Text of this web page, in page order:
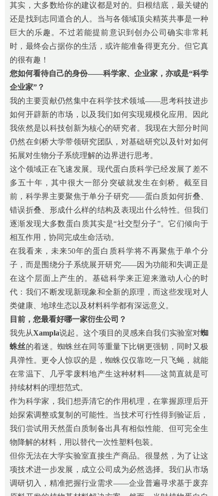
其实，大多数给你的建议都是对的。归根结底，最关键的
还是找到志同道合的人。当与各领域顶尖精英共事是一种
巨大的乐趣。不过若能提前意识到创办公司确实非常耗
时，最终会占据你的生活，或许能准备得更充分。但它真
的很有趣！
您如何看待自己的身份——科学家、 企业家， 亦或是“科学
企业家”？
我的主要贡献仍然集中在科学技术领域——思考科技进步
如何开辟新的市场，以及我们如何实现规模化应用。因此
我依然是以科技创新为核心的研究者。我现在大部分时间
仍然在剑桥大学带领研究团队，对基础研究以及针对如何
拓展对生物分子系统理解的边界进行思考。
这个领域正在飞速发展。现代蛋白质科学已经发展了差不
多五十年，其中很大一部分突破就发生在剑桥。截至目
前，科学界主要聚焦于单分子研究——蛋白质如何折叠、
错误折叠、形成什么样的结构及表现出什么特性。但我们
逐渐发现大多数蛋白质其实是“社交型分子”。它们倾向于
相互作用，协同完成生命活动。
在我看来，未来50年的蛋白质科学将不再聚焦于单个分
子，而是围绕分子系统展开研究——因为功能和失调正是
在这个层面上产生的。基础科学来正迎来激动人心的时
代：我们不断发现新现象和全新的原理，而这些发现对人
类健康、地球生态以及材料科学都有深远意义。
目前，您最看好哪一家衍生公司？
我先从Xampla说起。这个项目的灵感来自我们实验室对蜘
蛛丝的着迷。蜘蛛丝在同等重量下比钢更强韧，同时又极
具弹性。更令人惊叹的是，蜘蛛仅仅靠吃一只飞蝇，就能
在常温下、几乎零废料地产生这种材料——这简直就是可
持续材料的理想范式。
作为科学家，我们想弄清它的作用机理，在掌握原理后开
始探索调整或复制的可能性。当技术可行性得到验证后，
我们尝试用天然蛋白质制备出具有相似性能、但可完全生
物降解的材料，用以替代一次性塑料包装。
但你无法在大学实验室直接生产商品。很显然，为了让这
项技术进一步发展，成立公司成为必然选择。我们从市场
调研切入，精准把握行业需求——企业普遍寻求基于废弃